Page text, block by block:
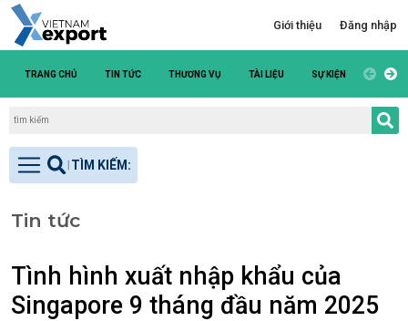
Giới thiệu Đăng nhập
TRANG CHỦ TIN TỨC THƯƠNG VỤ TÀI LIỆU SỰ KIỆN DANH
Tin tức
Tình hình xuất nhập khẩu của
Singapore 9 tháng đầu năm 2025